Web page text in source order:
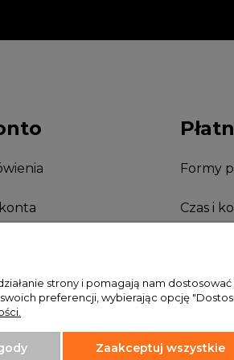
Formy
Czas i
strony i pomagają nam
preferencji, wybierając opcję
Zaakceptuj wszystkie